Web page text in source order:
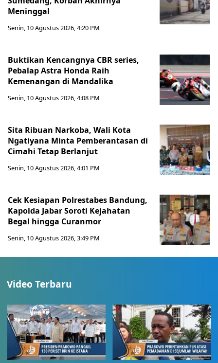
Meninggal
Senin, 10 Agustus 2026, 4:20 PM
Buktikan Kencangnya CBR series,
Pebalap Astra Honda Raih
Kemenangan di Mandalika
Senin, 10 Agustus 2026, 4:08 PM
Sita Ribuan Narkoba, Wali Kota
Ngatiyana Minta Pemberantasan di
Cimahi Tetap Berlanjut
Senin, 10 Agustus 2026, 4:01 PM
Cek Kesiapan Polrestabes Bandung,
Kapolda Jabar Soroti Kejahatan
Begal hingga Curanmor
Senin, 10 Agustus 2026, 3:49 PM
Video Terbaru